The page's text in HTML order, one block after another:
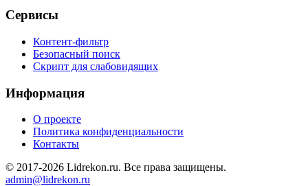
Сервисы
Контент-фильтр
Безопасный поиск
Скрипт для слабовидящих
Информация
О проекте
Политика конфиденциальности
Контакты
© 2017-2026 Lidrekon.ru. Все права защищены.
admin@lidrekon.ru